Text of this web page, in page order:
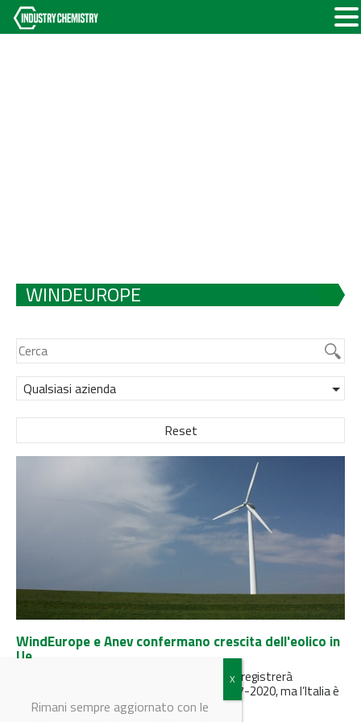
WINDEUROPE
Qualsiasi azienda
Reset
WindEurope e Anev confermano crescita dell'eolico in
Ue
Secondo WindEurope e Anev l’energia eolica registrerà
un’importante crescita nel quadriennio 2017-2020, ma l’Italia è
in ritardo
Rimani sempre aggiornato con le